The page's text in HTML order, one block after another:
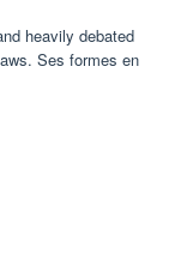
heavily debated
Ses formes en